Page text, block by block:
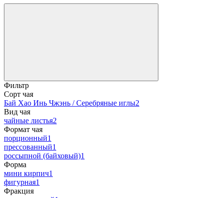
Фильтр
Сорт чая
Бай Хао Инь Чжэнь / Серебряные иглы2
Вид чая
чайные листья2
Формат чая
порционный1
прессованный1
россыпной (байховый)1
Форма
мини кирпич1
фигурная1
Фракция